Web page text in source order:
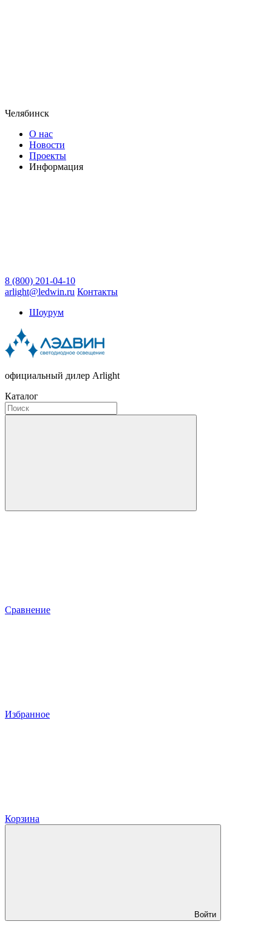
Челябинск
О нас
Новости
Проекты
Информация
8 (800) 201-04-10
arlight@ledwin.ru Контакты
Шоурум
официальный дилер Arlight
Каталог
Сравнение
Избранное
Корзина
Войти